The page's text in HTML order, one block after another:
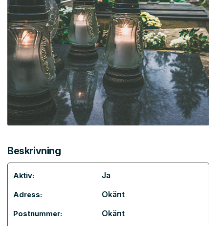
Beskrivning
Aktiv: Ja
Adress: Okänt
Postnummer: Okänt